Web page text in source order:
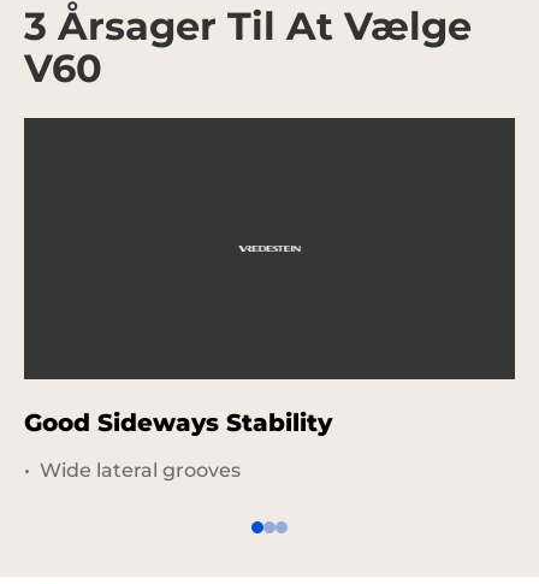
3 Årsager Til At Vælge
V60
Good Sideways Stability
Wide lateral grooves